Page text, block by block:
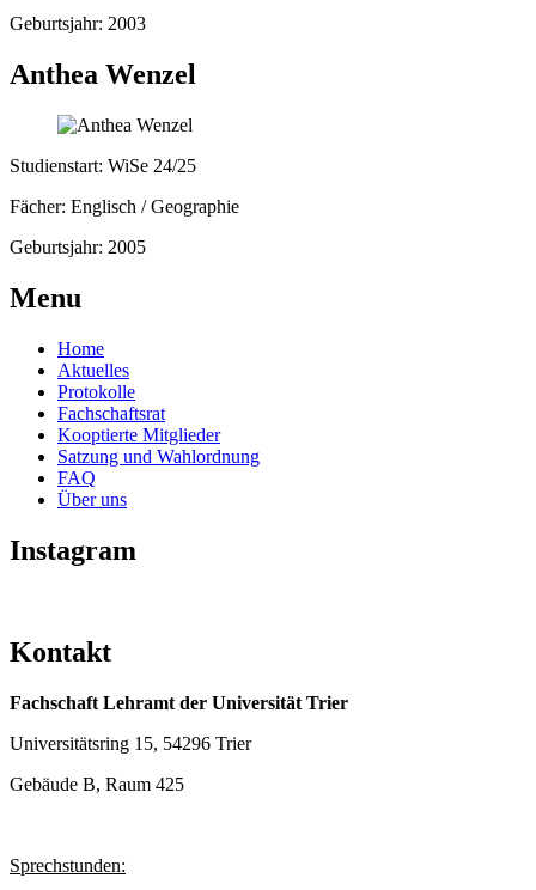
Geburtsjahr: 2003
Anthea Wenzel
Studienstart: WiSe 24/25
Fächer: Englisch / Geographie
Geburtsjahr: 2005
Menu
Home
Aktuelles
Protokolle
Fachschaftsrat
Kooptierte Mitglieder
Satzung und Wahlordnung
FAQ
Über uns
Instagram
Kontakt
Fachschaft Lehramt der Universität Trier
Universitätsring 15, 54296 Trier
Gebäude B, Raum 425
Sprechstunden: